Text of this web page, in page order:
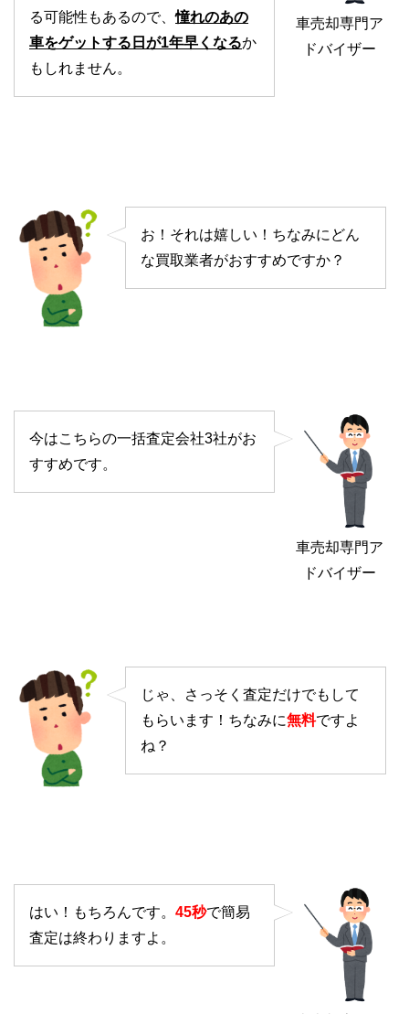
車売却専門ア
ドバイザー
る可能性もあるので、憧れのあの
車をゲットする日が1年早くなるか
もしれません。
お！それは嬉しい！ちなみにどん
な買取業者がおすすめですか？
車売却専門ア
ドバイザー
今はこちらの一括査定会社3社がお
すすめです。
じゃ、さっそく査定だけでもして
もらいます！ちなみに無料ですよ
ね？
はい！もちろんです。 45秒で簡易
査定は終わりますよ。